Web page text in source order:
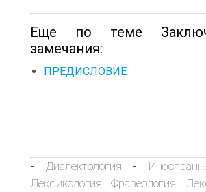
Еще по теме
замечания:
ПРЕДИСЛОВИЕ
- Диалектология -
Лексикология. Фразеология.